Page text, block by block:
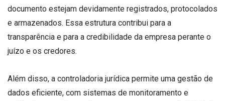
documento estejam devidamente registrados, protocolados
e armazenados. Essa estrutura contribui para a
transparência e para a credibilidade da empresa perante o
juízo e os credores.
Além disso, a controladoria jurídica permite uma gestão de
dados eficiente, com sistemas de monitoramento e